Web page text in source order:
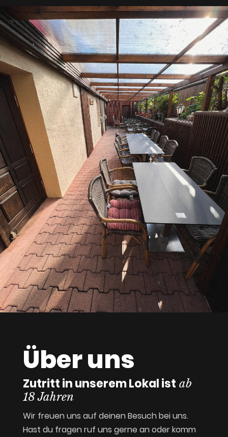
Über uns
Zutritt in unserem Lokal ist ab
18 Jahren
Wir freuen uns auf deinen Besuch bei uns.
Hast du fragen ruf uns gerne an oder komm